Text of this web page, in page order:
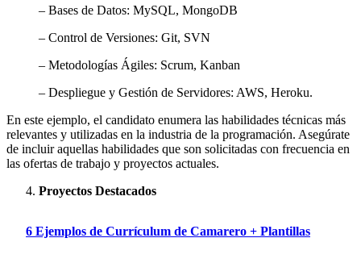
– Bases de Datos: MySQL, MongoDB
– Control de Versiones: Git, SVN
– Metodologías Ágiles: Scrum, Kanban
– Despliegue y Gestión de Servidores: AWS, Heroku.
En este ejemplo, el candidato enumera las habilidades técnicas más
relevantes y utilizadas en la industria de la programación. Asegúrate
de incluir aquellas habilidades que son solicitadas con frecuencia en
las ofertas de trabajo y proyectos actuales.
Proyectos Destacados
6 Ejemplos de Currículum de Camarero + Plantillas